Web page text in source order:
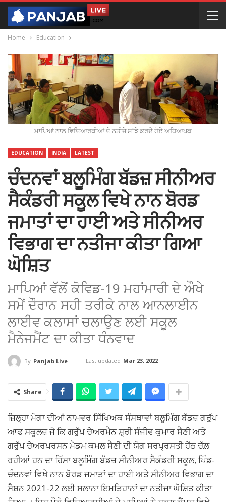
Home Education
ਮਾਪਿਆਂ ਨਾਲ ਵਿਦਿਆਰਥੀਆਂ ਦੇ ਨਤੀਜੇ ਸਾਂਝੇ ਕਰਦੇ ਹੋਏ ਅਧਿਆਪਕ
EDUCATION INDIA LATEST
ਚੰਦਨਵਾਂ ਬਲੂਮਿੰਗ ਬੱਡਜ਼ ਸੀਨੀਅਰ
ਸੈਕੰਡਰੀ ਸਕੂਲ ਵਿਖੇ ਨਾਨ ਬੋਰਡ
ਜਮਾਤਾਂ ਦਾ ਹਾਈ ਅਤੇ ਸੀਨੀਅਰ
ਵਿਭਾਗ ਦਾ ਨਤੀਜਾ ਕੀਤਾ ਗਿਆ
ਘੋਸ਼ਿਤ
ਮਾਪਿਆਂ ਵੱਲੋਂ ਕੋਵਿਡ-19 ਮਹਾਂਮਾਰੀ ਦੇ ਔਖੇ
ਸਮੇਂ ਦੌਰਾਨ ਸਹੀ ਤਰੀਕੇ ਨਾਲ ਆਨਲਾਈਨ
ਲਾਈਵ ਕਲਾਸਾਂ ਚਲਾਉਣ ਲਈ ਸਕੂਲ
ਮੈਨੇਜਮੈਂਟ ਦਾ ਕੀਤਾ ਧੰਨਵਾਦ
By Panjab Live Last updated Mar 23, 2022
Share
ਜ਼ਿਲ੍ਹਾ ਮੋਗਾ ਦੀਆਂ ਨਾਮਵਰ ਸਿੱਖਿਅਕ ਸੰਸਥਾਵਾਂ ਬਲੂਮਿੰਗ ਬੱਡਜ਼ ਗਰੁੱਪ
ਆਫ ਸਕੂਲਜ਼ ਜੋ ਕਿ ਗਰੁੱਪ ਚੇਅਰਮੈਨ ਸ਼੍ਰੀ ਸੰਜੀਵ ਕੁਮਾਰ ਸੈਣੀ ਅਤੇ
ਗਰੁੱਪ ਚੇਅਰਪਰਸਨ ਮੈਡਮ ਕਮਲ ਸੈਣੀ ਦੀ ਯੋਗ ਸਰਪ੍ਰਸਤੀ ਹੇਂਠ ਚੱਲ਼
ਰਹੀਆਂ ਹਨ ਦਾ ਹਿੱਸਾ ਬਲੂਮਿੰਗ ਬੱਡਜ਼ ਸੀਨੀਅਰ ਸੈਕੰਡਰੀ ਸਕੂਲ, ਪਿੰਡ-
ਚੰਦਨਵਾਂ ਵਿਖੇ ਨਾਨ ਬੋਰਡ ਜਮਾਤਾਂ ਦਾ ਹਾਈ ਅਤੇ ਸੀਨੀਅਰ ਵਿਭਾਗ ਦਾ
ਸੈਸ਼ਨ 2021-22 ਲਈ ਸਲਾਨਾ ਇਮਤਿਹਾਨਾਂ ਦਾ ਨਤੀਜਾ ਘੋਸ਼ਿਤ ਕੀਤਾ